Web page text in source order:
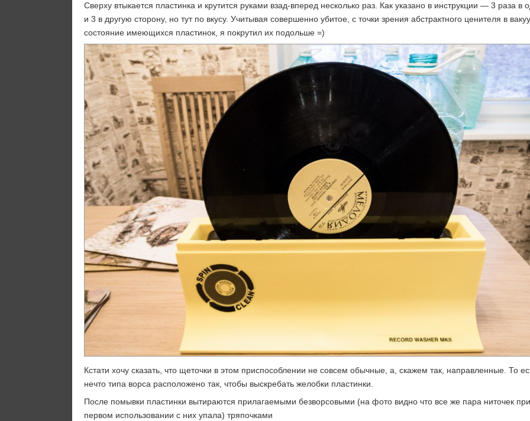
Сверху втыкается пластинка и крутится руками взад-вперед несколько раз. Как указано в инструкции — 3 раза в
и 3 в другую сторону, но тут по вкусу. Учитывая совершенно убитое, с точки зрения абстрактного ценителя в
состояние имеющихся пластинок, я покрутил их подольше =)
Кстати хочу сказать, что щеточки в этом приспособлении не совсем обычные, а, скажем так, направленные. То
нечто типа ворса расположено так, чтобы выскребать желобки пластинки.
После помывки пластинки вытираются прилагаемыми безворсовыми (на фото видно что все же пара ниточек при
первом использовании с них упала) тряпочками